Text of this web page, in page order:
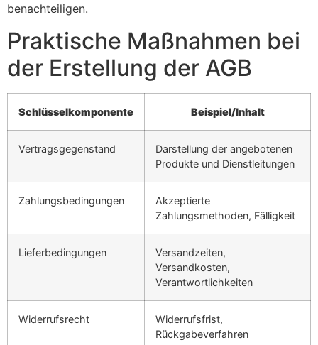
benachteiligen.
Praktische Maßnahmen bei
der Erstellung der AGB
Schlüsselkomponente Beispiel/Inhalt
Vertragsgegenstand
Darstellung der angebotenen
Produkte und Dienstleitungen
Zahlungsbedingungen
Akzeptierte
Zahlungsmethoden, Fälligkeit
Lieferbedingungen
Versandzeiten,
Versandkosten,
Verantwortlichkeiten
Widerrufsrecht
Widerrufsfrist,
Rückgabeverfahren